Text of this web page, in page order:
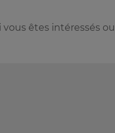
êtes intéressés ou